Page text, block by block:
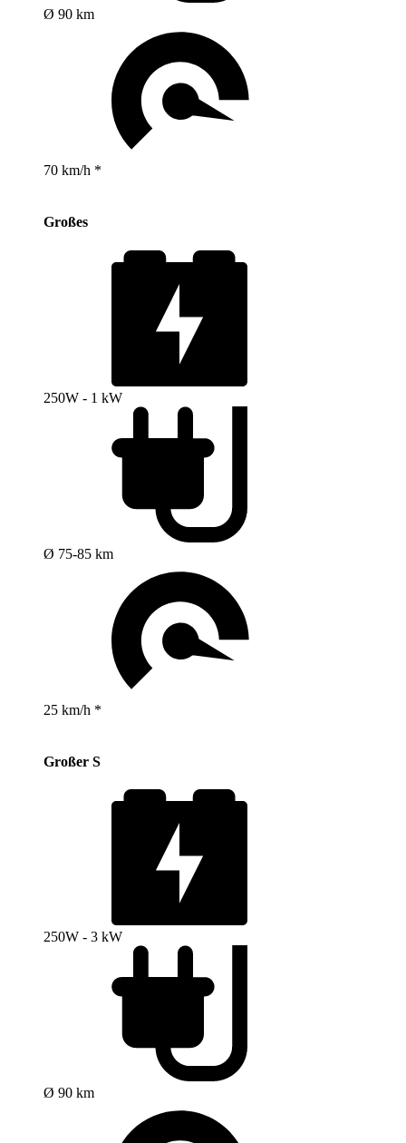
Ø 90 km
70 km/h *
Großes
250W - 1 kW
Ø 75-85 km
25 km/h *
Großer S
250W - 3 kW
Ø 90 km